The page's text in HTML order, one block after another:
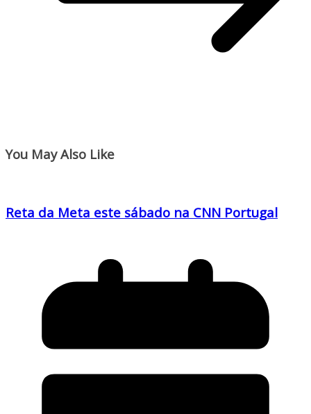
You May Also Like
Reta da Meta este sábado na CNN Portugal